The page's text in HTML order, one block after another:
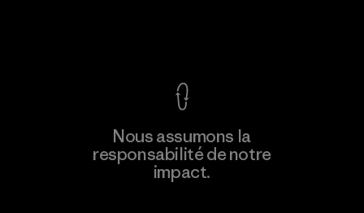
plusNous assumons la
responsabilité de notre
impact.